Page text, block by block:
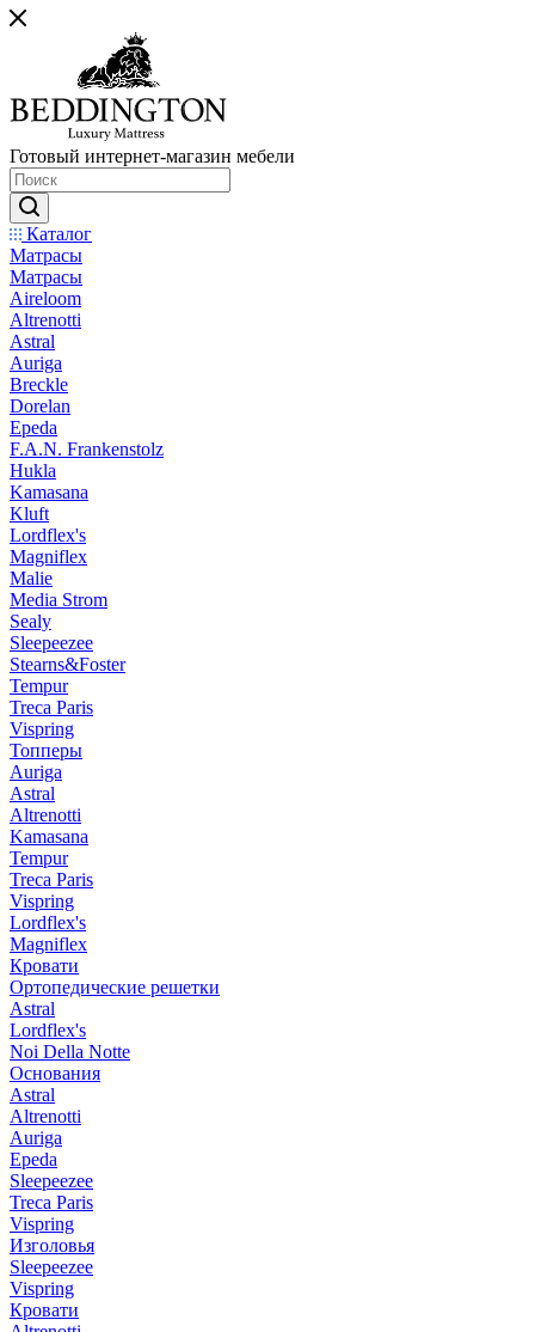
Готовый интернет-магазин мебели
Каталог
Матрасы
Матрасы
Aireloom
Altrenotti
Astral
Auriga
Breckle
Dorelan
Epeda
F.A.N. Frankenstolz
Hukla
Kamasana
Kluft
Lordflex's
Magniflex
Malie
Media Strom
Sealy
Sleepeezee
Stearns&Foster
Tempur
Treca Paris
Vispring
Топперы
Auriga
Astral
Altrenotti
Kamasana
Tempur
Treca Paris
Vispring
Lordflex's
Magniflex
Кровати
Ортопедические решетки
Astral
Lordflex's
Noi Della Notte
Основания
Astral
Altrenotti
Auriga
Epeda
Sleepeezee
Treca Paris
Vispring
Изголовья
Sleepeezee
Vispring
Кровати